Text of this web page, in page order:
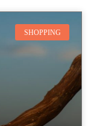
SHOPPING